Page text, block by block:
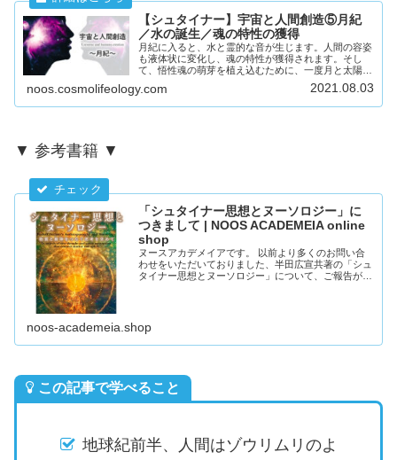
【シュタイナー】宇宙と人間創造⑤月紀
／水の誕生／魂の特性の獲得
月紀に入ると、水と霊的な音が生じます。人間の容姿
も液体状に変化し、魂の特性が獲得されます。そし
て、悟性魂の萌芽を植え込むために、一度月と太陽が
分離するという一大イベントが起こります。
noos.cosmolifeology.com 2021.08.03
▼ 参考書籍 ▼
「シュタイナー思想とヌーソロジー」に
つきまして | NOOS ACADEMEIA online
shop
ヌースアカデメイアです。 以前より多くのお問い合
わせをいただいておりました、半田広宣共著の「シュ
タイナー思想とヌーソロジー」について、ご報告があ
noos-academeia.shop
この記事で学べること
地球紀前半、人間はゾウリムリのよ